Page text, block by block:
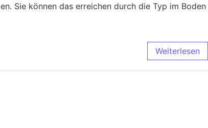
Sie können das erreichen durch die Typ im Boden
Weiterlesen